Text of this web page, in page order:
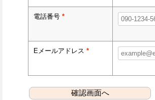
電話番号 *
Eメールアドレス *